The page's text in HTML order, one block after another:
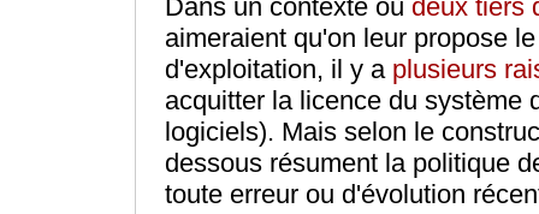
Dans un contexte où deux tiers
aimeraient qu'on leur propose
d'exploitation, il y a plusieurs
acquitter la licence du système
logiciels). Mais selon le
dessous résument la politique
toute erreur ou d'évolution